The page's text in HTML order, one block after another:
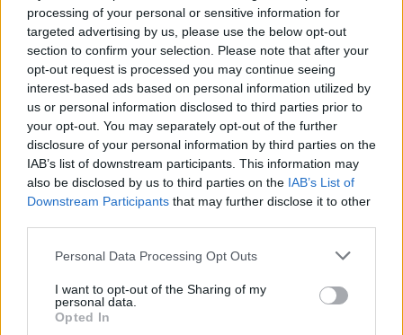
processing of your personal or sensitive information for
targeted advertising by us, please use the below opt-out
section to confirm your selection. Please note that after your
opt-out request is processed you may continue seeing
interest-based ads based on personal information utilized by
us or personal information disclosed to third parties prior to
your opt-out. You may separately opt-out of the further
disclosure of your personal information by third parties on the
IAB’s list of downstream participants. This information may
also be disclosed by us to third parties on the IAB’s List of
Downstream Participants that may further disclose it to other
Please note that this website/app uses one or more Google
not limited to your visit or usage behaviour. You may click to
grant or deny consent to Google and its third-party tags to
use your data for below specified purposes in below Google
Personal Data Processing Opt Outs
I want to opt-out of the Sharing of my
personal data.
Opted In
Τουρισμός για Ολους 2026: Τα SOS για να κερδίσετε το
voucher διακοπών
Το Minecraft έρχεται στο Nintendo Switch 2 όπως δεν το